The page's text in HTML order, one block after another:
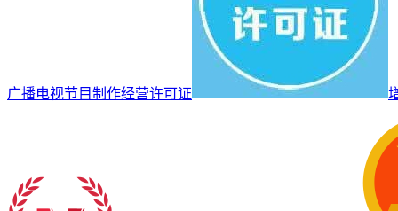
广播电视节目制作经营许可证